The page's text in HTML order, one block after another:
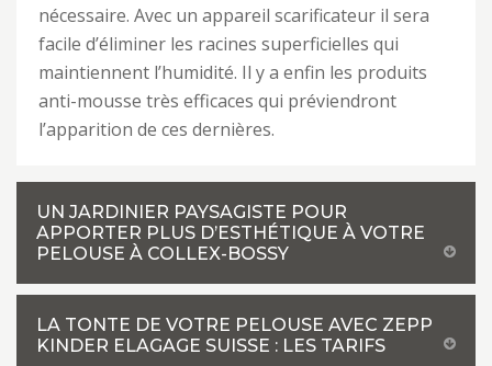
nécessaire. Avec un appareil scarificateur il sera
facile d’éliminer les racines superficielles qui
maintiennent l’humidité. Il y a enfin les produits
anti-mousse très efficaces qui préviendront
l’apparition de ces dernières.
UN JARDINIER PAYSAGISTE POUR
APPORTER PLUS D’ESTHÉTIQUE À VOTRE
PELOUSE À COLLEX-BOSSY
LA TONTE DE VOTRE PELOUSE AVEC ZEPP
KINDER ELAGAGE SUISSE : LES TARIFS